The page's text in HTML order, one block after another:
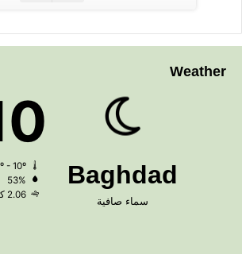
Weather
Baghdad
سماء صافية
53%
2.06 كيلومتر/ساعة